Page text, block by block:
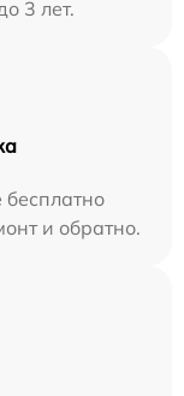
3 лет.
и обратно.